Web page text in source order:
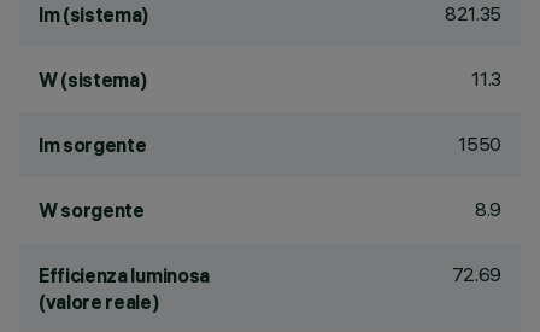
lm (sistema) 821.35
W (sistema) 11.3
lm sorgente 1550
W sorgente 8.9
Efficienza luminosa
(valore reale)
72.69